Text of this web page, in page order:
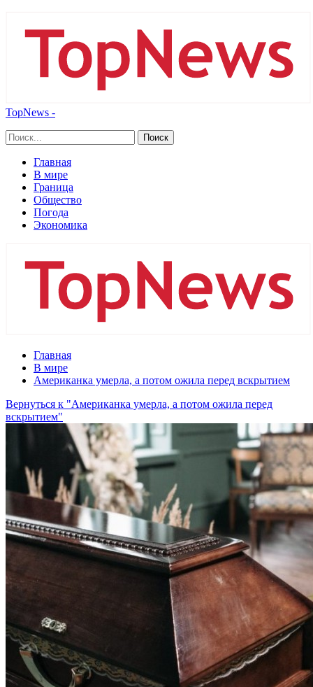
TopNews -
Главная
В мире
Граница
Общество
Погода
Экономика
Главная
В мире
Американка умерла, а потом ожила перед вскрытием
Вернуться к "Американка умерла, а потом ожила перед
вскрытием"